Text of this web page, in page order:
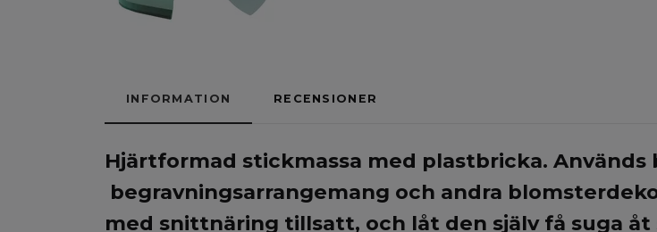
INFORMATION RECENSIONER
Hjärtformad stickmassa med plastbricka.
begravningsarrangemang och andra
med snittnäring tillsatt, och låt den själv få suga